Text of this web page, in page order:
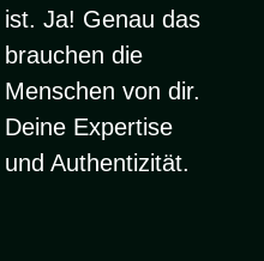
ist. Ja! Genau das
brauchen die
Menschen von dir.
Deine Expertise
und Authentizität.